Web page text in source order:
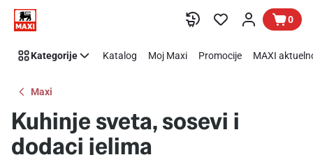
Preskoči link 0
Kategorije Katalog Moj Maxi Promocije MAXI
Maxi
Kuhinje sveta, sosevi i
dodaci jelima